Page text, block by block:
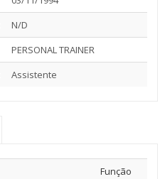
N/D
PERSONAL TRAINER
Assistente
Função